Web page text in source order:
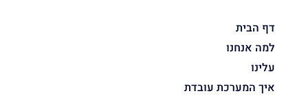
דף הבית
למה אנחנו
עלינו
איך המערכת עובדת